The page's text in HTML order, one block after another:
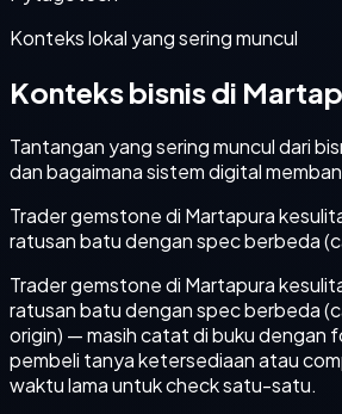
Konteks lokal yang sering muncul
Konteks bisnis di
Tantangan yang sering muncul dari
dan bagaimana sistem digital
Trader gemstone di Martapura
ratusan batu dengan spec berbeda
Trader gemstone di Martapura
ratusan batu dengan spec berbeda
origin) — masih catat di buku dengan
pembeli tanya ketersediaan atau
waktu lama untuk check satu-satu.